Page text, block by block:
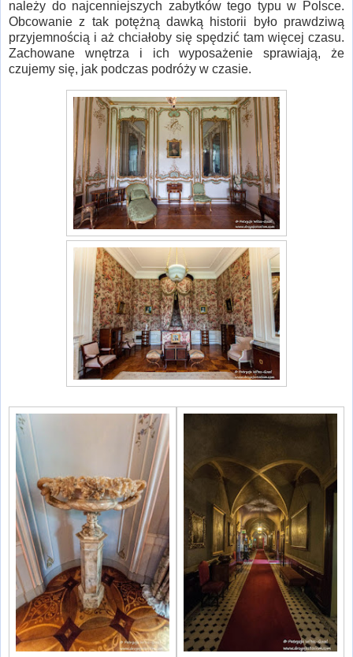
należy do najcenniejszych zabytków tego typu w Polsce.
Obcowanie z tak potężną dawką historii było prawdziwą
przyjemnością i aż chciałoby się spędzić tam więcej czasu.
Zachowane wnętrza i ich wyposażenie sprawiają, że
czujemy się, jak podczas podróży w czasie.